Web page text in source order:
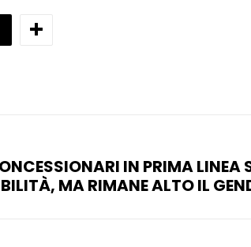
IN PRIMA LINEA
MA RIMANE ALTO IL